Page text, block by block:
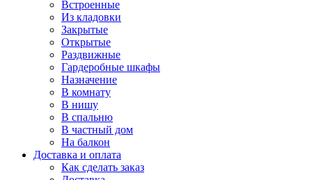
Встроенные
Из кладовки
Закрытые
Открытые
Раздвижные
Гардеробные шкафы
Назначение
В комнату
В нишу
В спальню
В частный дом
На балкон
Доставка и оплата
Как сделать заказ